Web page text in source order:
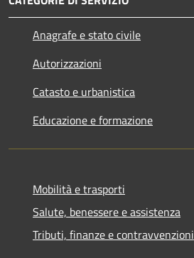
Anagrafe e stato civile
Autorizzazioni
Catasto e urbanistica
Educazione e formazione
Mobilità e trasporti
Salute, benessere e assistenza
Tributi, finanze e contravvenzioni